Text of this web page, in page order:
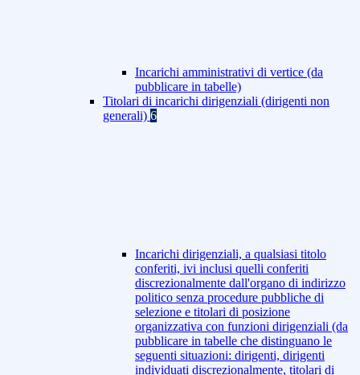
Incarichi amministrativi di vertice (da
pubblicare in tabelle)
Titolari di incarichi dirigenziali (dirigenti non
generali) 6
Incarichi dirigenziali, a qualsiasi titolo
conferiti, ivi inclusi quelli conferiti
discrezionalmente dall'organo di indirizzo
politico senza procedure pubbliche di
selezione e titolari di posizione
organizzativa con funzioni dirigenziali (da
pubblicare in tabelle che distinguano le
seguenti situazioni: dirigenti, dirigenti
individuati discrezionalmente, titolari di